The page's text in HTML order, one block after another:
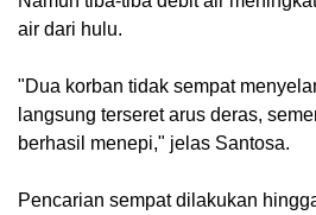
air dari hulu.
"Dua korban tidak sempat
langsung terseret arus deras,
berhasil menepi," jelas Santosa.
Pencarian sempat dilakukan